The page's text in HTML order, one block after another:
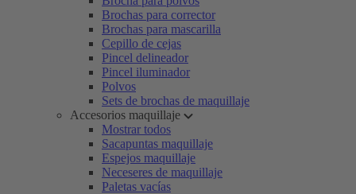
Brochas para corrector
Brochas para mascarilla
Cepillo de cejas
Pincel delineador
Pincel iluminador
Polvos
Sets de brochas de maquillaje
Accesorios maquillaje
Mostrar todos
Sacapuntas maquillaje
Espejos maquillaje
Neceseres de maquillaje
Paletas vacías